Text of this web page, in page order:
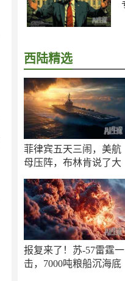
西陆精选
菲律宾五天三闹，美航
母压阵，布林肯说了大
报复来了！苏-57雷霆一
击，7000吨粮船沉海底